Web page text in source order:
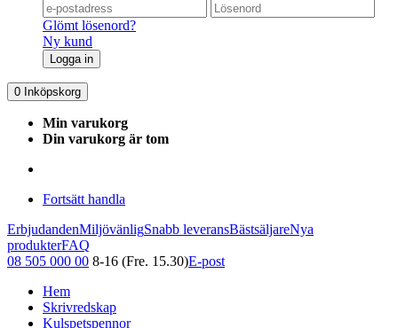
Glömt lösenord?
Ny kund
Logga in
0 Inköpskorg
Min varukorg
Din varukorg är tom
Fortsätt handla
ErbjudandenMiljövänligSnabb leveransBästsäljareNya
produkterFAQ
08 505 000 00 8-16 (Fre. 15.30)E-post
Hem
Skrivredskap
Kulspetspennor